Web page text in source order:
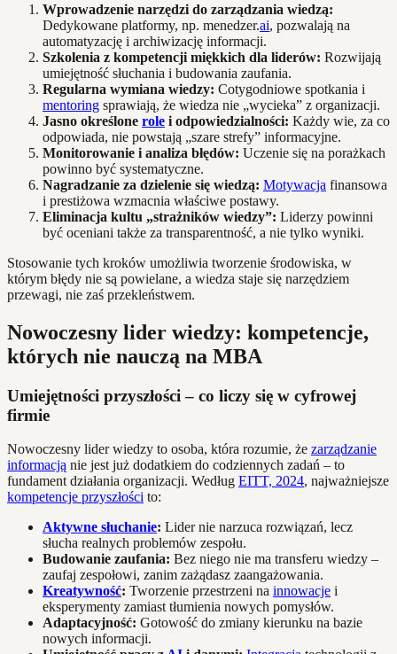
Wprowadzenie narzędzi do zarządzania wiedzą:
Dedykowane platformy, np. menedzer.ai, pozwalają na
automatyzację i archiwizację informacji.
Szkolenia z kompetencji miękkich dla liderów: Rozwijają
umiejętność słuchania i budowania zaufania.
Regularna wymiana wiedzy: Cotygodniowe spotkania i
mentoring sprawiają, że wiedza nie „wycieka” z organizacji.
Jasno określone role i odpowiedzialności: Każdy wie, za co
odpowiada, nie powstają „szare strefy” informacyjne.
Monitorowanie i analiza błędów: Uczenie się na porażkach
powinno być systematyczne.
Nagradzanie za dzielenie się wiedzą: Motywacja finansowa
i prestiżowa wzmacnia właściwe postawy.
Eliminacja kultu „strażników wiedzy”: Liderzy powinni
być oceniani także za transparentność, a nie tylko wyniki.
Stosowanie tych kroków umożliwia tworzenie środowiska, w
którym błędy nie są powielane, a wiedza staje się narzędziem
przewagi, nie zaś przekleństwem.
Nowoczesny lider wiedzy: kompetencje,
których nie nauczą na MBA
Umiejętności przyszłości – co liczy się w cyfrowej
firmie
Nowoczesny lider wiedzy to osoba, która rozumie, że zarządzanie
informacją nie jest już dodatkiem do codziennych zadań – to
fundament działania organizacji. Według EITT, 2024, najważniejsze
kompetencje przyszłości to:
Aktywne słuchanie: Lider nie narzuca rozwiązań, lecz
słucha realnych problemów zespołu.
Budowanie zaufania: Bez niego nie ma transferu wiedzy –
zaufaj zespołowi, zanim zażądasz zaangażowania.
Kreatywność: Tworzenie przestrzeni na innowacje i
eksperymenty zamiast tłumienia nowych pomysłów.
Adaptacyjność: Gotowość do zmiany kierunku na bazie
nowych informacji.